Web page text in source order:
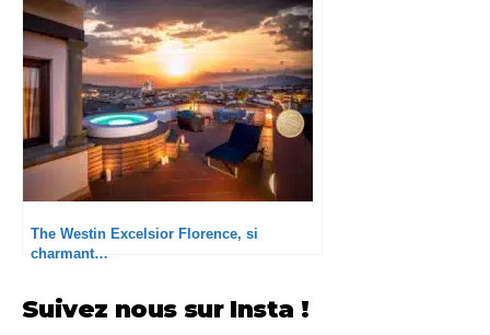
The Westin Excelsior Florence, si
charmant…
Suivez nous sur Insta !